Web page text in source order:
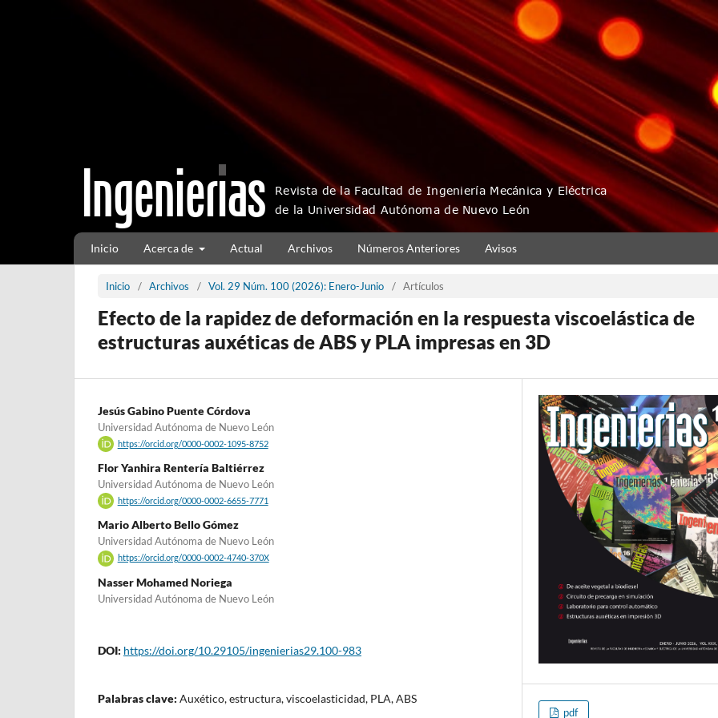
Inicio Acerca de Actual Archivos Números Anteriores Avisos
Inicio / Archivos / Vol. 29 Núm. 100 (2026): Enero-Junio / Artículos
Efecto de la rapidez de deformación en la respuesta viscoelástica de
estructuras auxéticas de ABS y PLA impresas en 3D
Jesús Gabino Puente Córdova
Universidad Autónoma de Nuevo León
https://orcid.org/0000-0002-1095-8752
Flor Yanhira Rentería Baltiérrez
Universidad Autónoma de Nuevo León
https://orcid.org/0000-0002-6655-7771
Mario Alberto Bello Gómez
Universidad Autónoma de Nuevo León
https://orcid.org/0000-0002-4740-370X
Nasser Mohamed Noriega
Universidad Autónoma de Nuevo León
DOI: https://doi.org/10.29105/ingenierias29.100-983
Palabras clave: Auxético, estructura, viscoelasticidad, PLA, ABS
pdf